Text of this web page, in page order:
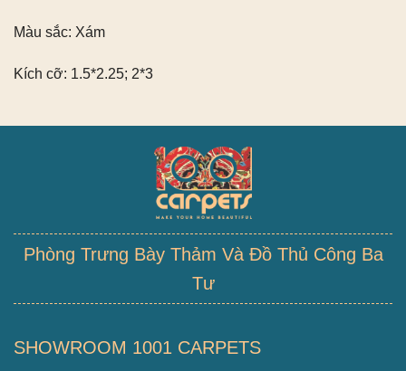
Màu sắc: Xám
Kích cỡ: 1.5*2.25; 2*3
Phòng Trưng Bày Thảm Và Đồ Thủ Công Ba
Tư
SHOWROOM 1001 CARPETS